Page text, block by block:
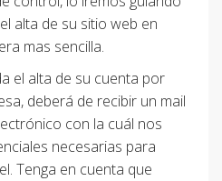
alta de su sitio web en
mas sencilla.
el alta de su cuenta por
deberá de recibir un mail
con la cuál nos
necesarias para
Tenga en cuenta que